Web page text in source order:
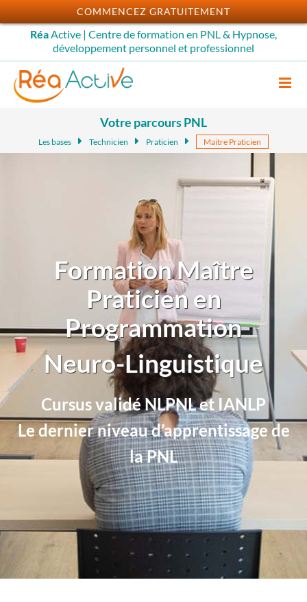
Passer
au
contenu
RéaActive | Centre de formation en PNL & Hypnose,
développement personnel et professionnel
Votre parcours PNL
Les bases Technicien Praticien Maitre Praticien
Formation Maître
Praticien en
Programmation
Neuro-Linguistique
Cursus validé NLPNL et IANLP
Le dernier niveau d’apprentissage de
la PNL
COMMENCEZ GRATUITEMENT